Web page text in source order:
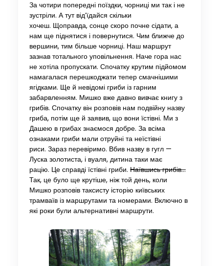
За чотири попередні поїздки, чорниці ми так і не
зустріли. А тут від’їдайся скільки
хочеш. Щоправда, сонце скоро почне сідати, а
нам ще піднятися і повернутися. Чим ближче до
вершини, тим більше чорниці. Наш маршрут
зазнав тотального уповільнення. Наче гора нас
не хотіла пропускати. Спочатку крутим підйомом
намагалася перешкоджати тепер смачнішими
ягідками. Ще й невідомі гриби із гарним
забарвленням. Мишко вже давно вивчає книгу з
грибів. Спочатку він розповів нам подвійну назву
гриба, потім ще й заявив, що вони їстівні. Ми з
Дашею в грибах знаємося добре. За всіма
ознаками гриби мали отруйні та неїстівні
риси. Зараз перевіримо. Вбив назву в гугл —
Луска золотиста, і вуаля, дитина таки має
рацію. Це справді їстівні гриби. Наївшись грибів…
Так, це було ще крутіше, ніж той день, коли
Мишко розповів таксисту історію київських
трамваїв із маршрутами та номерами. Включно в
які роки були альтернативні маршрути.